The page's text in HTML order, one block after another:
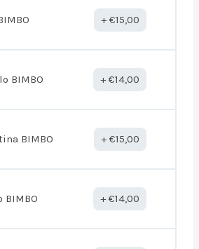
€15,00
BIMBO €14,00
BIMBO €15,00
BIMBO €14,00